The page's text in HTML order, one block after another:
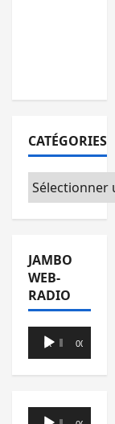
CATÉGORIES
Catégories
JAMBO
WEB-
RADIO
Lecteur
audio
00:00 00:00
Lecteur